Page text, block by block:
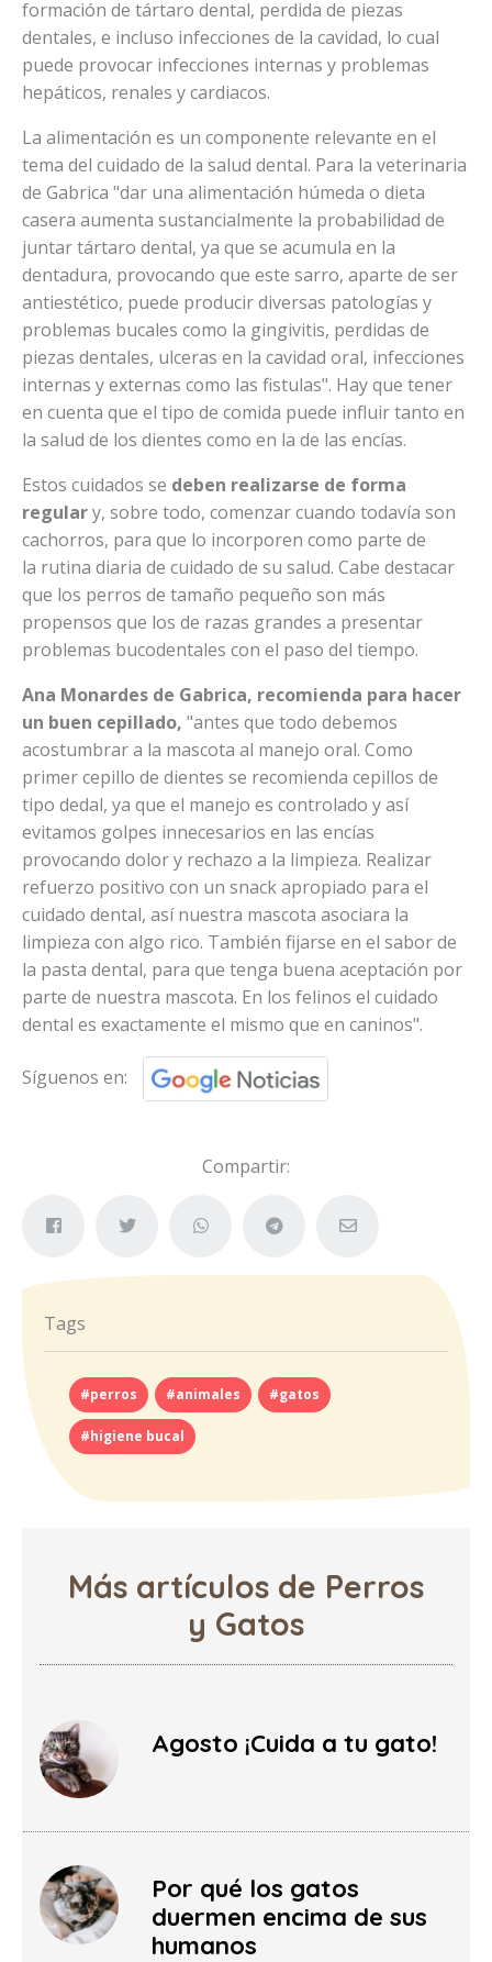
formación de tártaro dental, perdida de piezas
dentales, e incluso infecciones de la cavidad, lo cual
puede provocar infecciones internas y problemas
hepáticos, renales y cardiacos.
La alimentación es un componente relevante en el
tema del cuidado de la salud dental. Para la veterinaria
de Gabrica "dar una alimentación húmeda o dieta
casera aumenta sustancialmente la probabilidad de
juntar tártaro dental, ya que se acumula en la
dentadura, provocando que este sarro, aparte de ser
antiestético, puede producir diversas patologías y
problemas bucales como la gingivitis, perdidas de
piezas dentales, ulceras en la cavidad oral, infecciones
internas y externas como las fistulas". Hay que tener
en cuenta que el tipo de comida puede influir tanto en
la salud de los dientes como en la de las encías.
Estos cuidados se deben realizarse de forma
regulary, sobre todo, comenzar cuando todavía son
cachorros, para que lo incorporen como parte de
la rutina diaria de cuidado de su salud. Cabe destacar
que los perros de tamaño pequeño son más
propensos que los de razas grandes a presentar
problemas bucodentales con el paso del tiempo.
Ana Monardes de Gabrica, recomienda para hacer
un buen cepillado, "antes que todo debemos
acostumbrar a la mascota al manejo oral. Como
primer cepillo de dientes se recomienda cepillos de
tipo dedal, ya que el manejo es controlado y así
evitamos golpes innecesarios en las encías
provocando dolor y rechazo a la limpieza. Realizar
refuerzo positivo con un snack apropiado para el
cuidado dental, así nuestra mascota asociara la
limpieza con algo rico. También fijarse en el sabor de
la pasta dental, para que tenga buena aceptación por
parte de nuestra mascota. En los felinos el cuidado
dental es exactamente el mismo que en caninos".
Síguenos en:
Compartir:
Tags
#perros #animales #gatos
#higiene bucal
Más artículos de Perros
y Gatos
Agosto ¡Cuida a tu gato!
Por qué los gatos
duermen encima de sus
humanos